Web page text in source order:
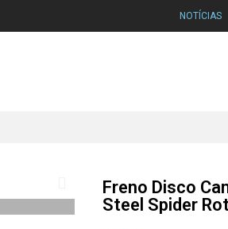
NOTÍCIAS
Freno Disco
Steel Spider